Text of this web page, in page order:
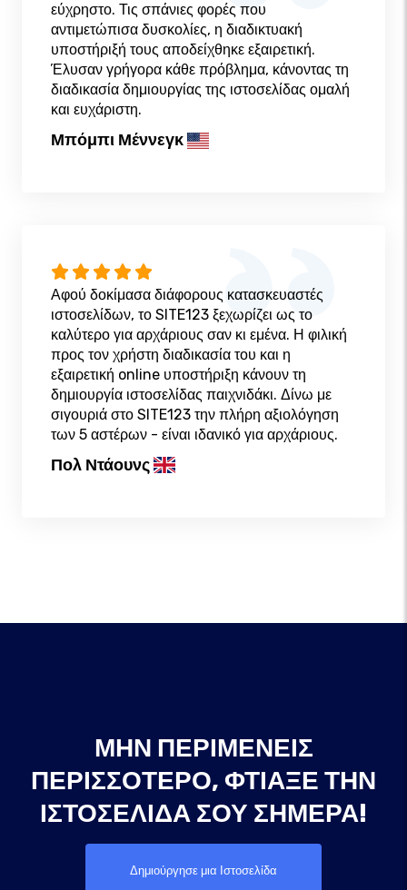
εύχρηστο. Τις σπάνιες φορές που
αντιμετώπισα δυσκολίες, η διαδικτυακή
υποστήριξή τους αποδείχθηκε εξαιρετική.
Έλυσαν γρήγορα κάθε πρόβλημα, κάνοντας τη
διαδικασία δημιουργίας της ιστοσελίδας ομαλή
και ευχάριστη.
Μπόμπι Μέννεγκ
Αφού δοκίμασα διάφορους κατασκευαστές
ιστοσελίδων, το SITE123 ξεχωρίζει ως το
καλύτερο για αρχάριους σαν κι εμένα. Η φιλική
προς τον χρήστη διαδικασία του και η
εξαιρετική online υποστήριξη κάνουν τη
δημιουργία ιστοσελίδας παιχνιδάκι. Δίνω με
σιγουριά στο SITE123 την πλήρη αξιολόγηση
των 5 αστέρων - είναι ιδανικό για αρχάριους.
Πολ Ντάουνς
ΜΗΝ ΠΕΡΙΜΈΝΕΙΣ
ΠΕΡΙΣΣΌΤΕΡΟ, ΦΤΙΆΞΕ ΤΗΝ
ΙΣΤΟΣΕΛΊΔΑ ΣΟΥ ΣΉΜΕΡΑ!
Δημιούργησε μια Ιστοσελίδα